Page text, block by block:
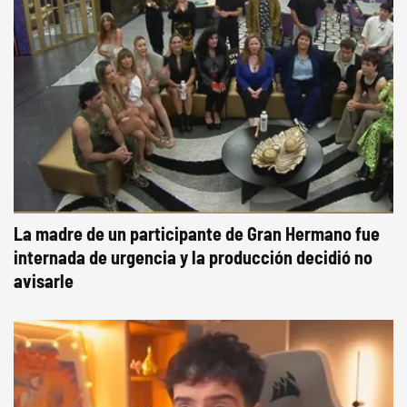
La madre de un participante de Gran Hermano fue
internada de urgencia y la producción decidió no
avisarle